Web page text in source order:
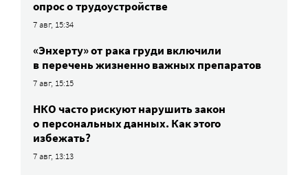
опрос о трудоустройстве
7 авг, 15:34
«Энхерту» от рака груди включили
в перечень жизненно важных препаратов
7 авг, 15:15
НКО часто рискуют нарушить закон
о персональных данных. Как этого
избежать?
7 авг, 13:13